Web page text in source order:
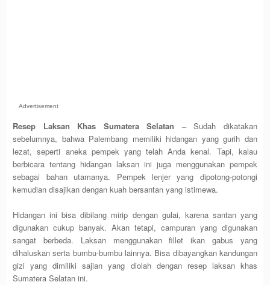
Advertisement
Resep Laksan Khas Sumatera Selatan –Sudah dikatakan
sebelumnya, bahwa Palembang memiliki hidangan yang gurih dan
lezat, seperti aneka pempek yang telah Anda kenal. Tapi, kalau
berbicara tentang hidangan laksan ini juga menggunakan pempek
sebagai bahan utamanya. Pempek lenjer yang dipotong-potongi
kemudian disajikan dengan kuah bersantan yang istimewa.
Hidangan ini bisa dibilang mirip dengan gulai, karena santan yang
digunakan cukup banyak. Akan tetapi, campuran yang digunakan
sangat berbeda. Laksan menggunakan fillet ikan gabus yang
dihaluskan serta bumbu-bumbu lainnya. Bisa dibayangkan kandungan
gizi yang dimiliki sajian yang diolah dengan resep laksan khas
Sumatera Selatan ini.